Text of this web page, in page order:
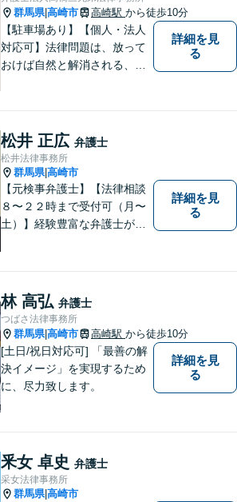
指しています。お気軽にご相
談ください。
群馬県|高崎市 高崎駅 から徒歩10分
【駐車場あり】【個人・法人
対応可】法律問題は、放って
おけば自然と解消される、解
す。最善の解決策は何なの
か、一緒に考えていきましょ
う。
詳細を見
る
松井 正広 弁護士
松井法律事務所
群馬県|高崎市
【元検事弁護士】【法律相談
８〜２２時まで受付可（月〜
土）】経験豊富な弁護士が事
に 共感しつつ、ご依頼者様の
自主性を尊重し、的確に対応
致します。
詳細を見
る
林 高弘 弁護士
つばさ法律事務所
群馬県|高崎市 高崎駅 から徒歩10分
[土日/祝日対応可] 「最善の解
決イメージ」を実現するため
に、尽力致します。
詳細を見
る
釆女 卓史 弁護士
采女法律事務所
群馬県|高崎市